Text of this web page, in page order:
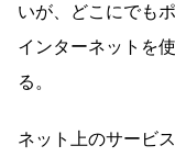
いが、どこにでも
インターネットを
る。
ネット上のサービ